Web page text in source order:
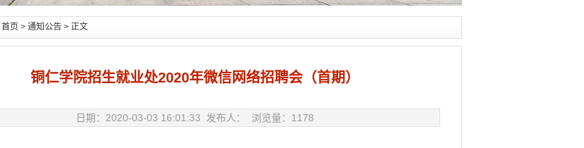
首页 > 通知公告 > 正文
铜仁学院招生就业处2020年微信网络招聘会（首期）
日期：2020-03-03 16:01:33 发布人： 浏览量： 1178